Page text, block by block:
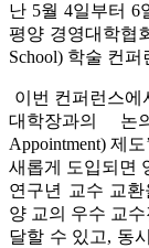
난 5월 4일부터 6
평양 경영대학협
School) 학술 컨
이번 컨퍼런스
대학장과의 논
Appointment) 제
새롭게 도입되면
연구년 교수 교
양 교의 우수 교
달할 수 있고, 동